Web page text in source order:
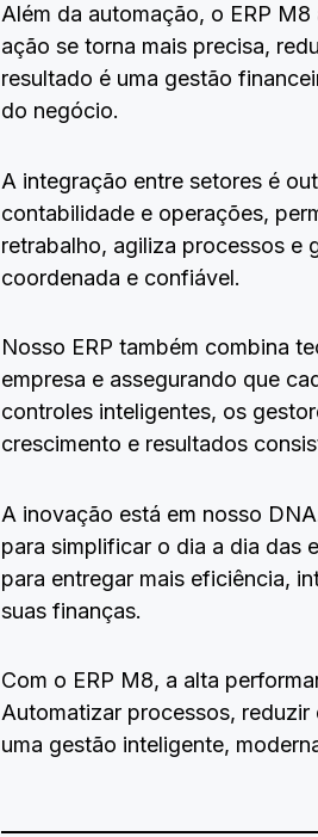
Além da automação, o ERP
ação se torna mais precisa,
resultado é uma gestão
do negócio.
A integração entre setores é
contabilidade e operações,
retrabalho, agiliza processos e
coordenada e confiável.
Nosso ERP também combina
empresa e assegurando que
controles inteligentes, os
crescimento e resultados
A inovação está em nosso
para simplificar o dia a dia das
para entregar mais eficiência,
suas finanças.
Com o ERP M8, a alta
Automatizar processos,
uma gestão inteligente,